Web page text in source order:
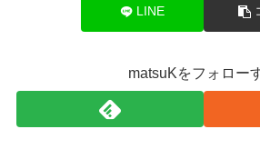
LINE
matsuKをフォロー